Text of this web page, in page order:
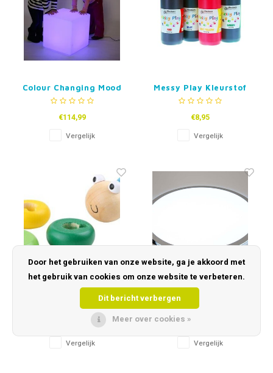
Colour Changing Mood
Cube with LED - 30cm
€114,99
Vergelijk
Messy Play Kleurstof
€8,95
Vergelijk
Motoriek Worm Blauw
Vergelijk
TickiT Lichtplaat Rond
€154,99
Vergelijk
Door het gebruiken van onze website, ga je akkoord met
het gebruik van cookies om onze website te verbeteren.
Dit bericht verbergen
Meer over cookies »